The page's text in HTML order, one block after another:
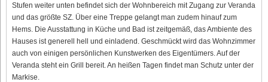
Stufen weiter unten befindet sich der Wohnbereich mit Zugang zur Veranda
und das größte SZ. Über eine Treppe gelangt man zudem hinauf zum
Hems. Die Ausstattung in Küche und Bad ist zeitgemäß, das Ambiente des
Hauses ist generell hell und einladend. Geschmückt wird das Wohnzimmer
auch von einigen persönlichen Kunstwerken des Eigentümers. Auf der
Veranda steht ein Grill bereit. An heißen Tagen findet man Schutz unter der
Markise.